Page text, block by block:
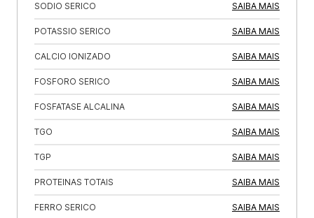
SODIO SERICO SAIBA MAIS
POTASSIO SERICO SAIBA MAIS
CALCIO IONIZADO SAIBA MAIS
FOSFORO SERICO SAIBA MAIS
FOSFATASE ALCALINA SAIBA MAIS
TGO SAIBA MAIS
TGP SAIBA MAIS
PROTEINAS TOTAIS SAIBA MAIS
FERRO SERICO SAIBA MAIS